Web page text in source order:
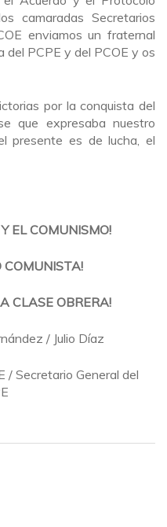
camaradas Secretarios
enviamos un fraternal
del PCPE y del PCOE y os
por la conquista del
que expresaba nuestro
presente es de lucha, el
EL COMUNISMO!
COMUNISTA!
CLASE OBRERA!
/ Julio Díaz
/ Secretario General del